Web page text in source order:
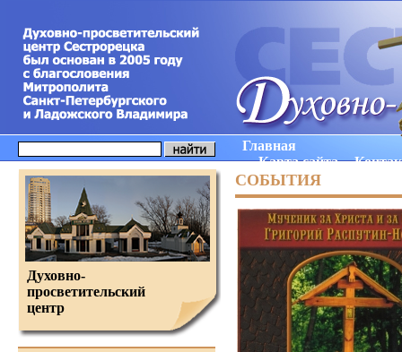
Главная
Карта сайта
СОБЫТИЯ
Духовно-
просветительский
центр